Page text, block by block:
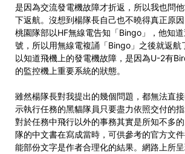
是因為交流發電機故障才折返，所以我也問
下返航。沒想到楊隊長自己也不曉得真正原
桃園隊部以HF無線電告知「Bingo」，他知
號，所以用無線電複誦「Bingo」之後就返航
以知道飛機上的發電機故障，是因為U-2有
的監控機上重要系統的狀態。
雖然楊隊長對我提出的幾個問題，都無法直
示執行任務的黑貓隊員只要盡力依照交付的指
對於任務中飛行以外的事務其實是所知不多
隊的中文書在寫成當時，可供參考的官方文
能部份文字是作者合理化的結果。網路上所